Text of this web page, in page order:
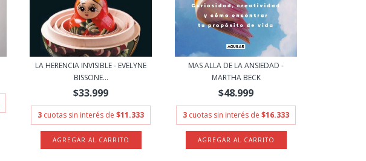
LA HERENCIA INVISIBLE - EVELYNE
BISSONE...
$33.999
3 cuotas sin interés de$11.333
MAS ALLA DE LA ANSIEDAD -
MARTHA BECK
$48.999
3 cuotas sin interés de$16.333